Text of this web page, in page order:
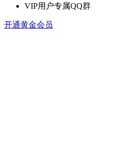
VIP用户专属QQ群
开通黄金会员